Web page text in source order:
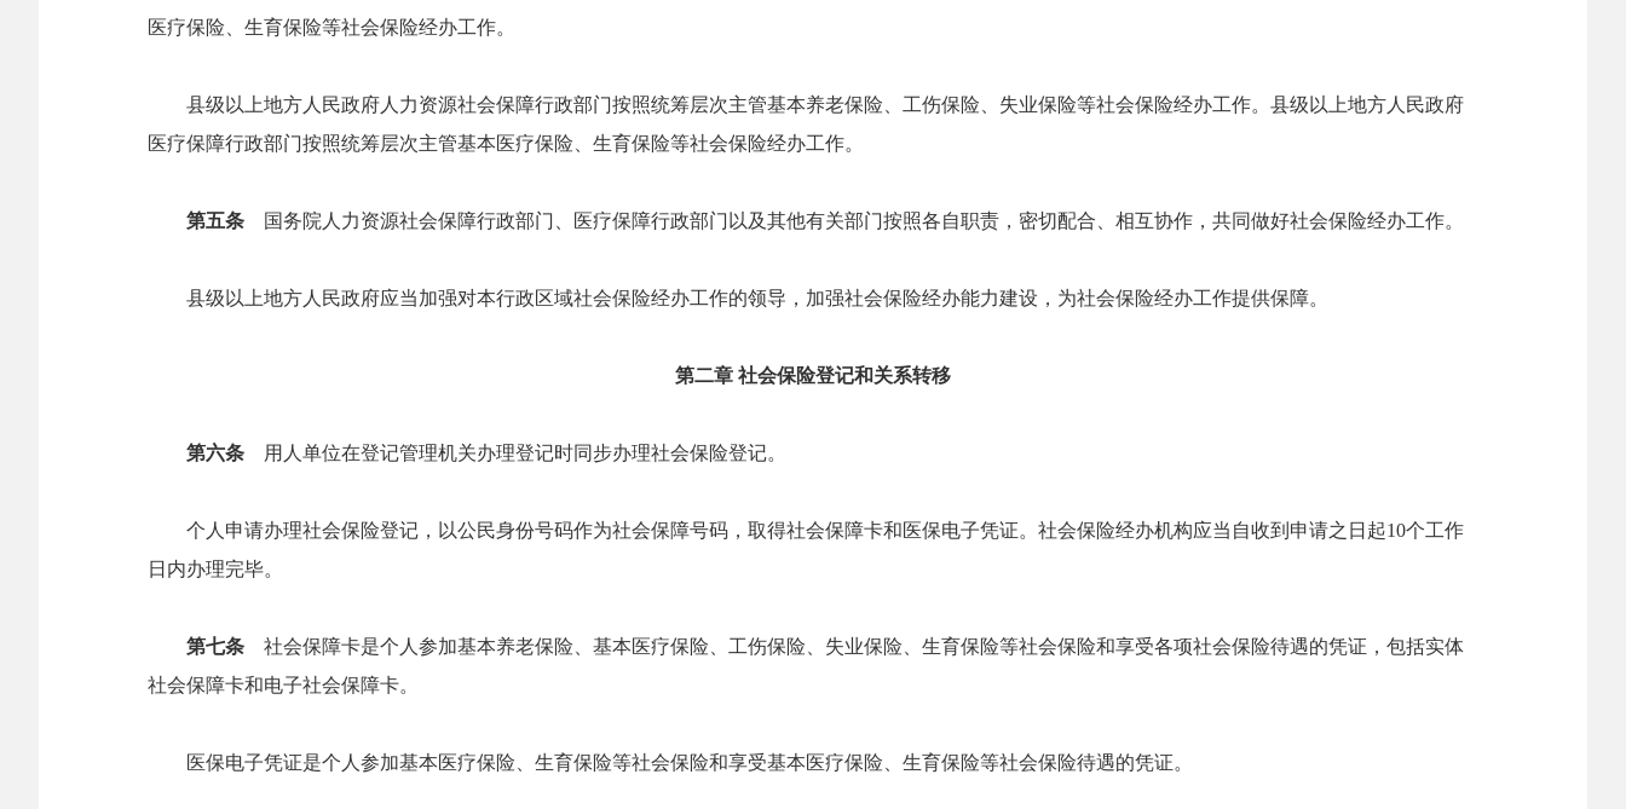
医疗保险、生育保险等社会保险经办工作。
县级以上地方人民政府人力资源社会保障行政部门按照统筹层次主管基本养老保险、工伤保险、失业保险等社会保险经办工作。县级以上地方人民政府
医疗保障行政部门按照统筹层次主管基本医疗保险、生育保险等社会保险经办工作。
第五条 国务院人力资源社会保障行政部门、医疗保障行政部门以及其他有关部门按照各自职责，密切配合、相互协作，共同做好社会保险经办工作。
县级以上地方人民政府应当加强对本行政区域社会保险经办工作的领导，加强社会保险经办能力建设，为社会保险经办工作提供保障。
第二章 社会保险登记和关系转移
第六条 用人单位在登记管理机关办理登记时同步办理社会保险登记。
个人申请办理社会保险登记，以公民身份号码作为社会保障号码，取得社会保障卡和医保电子凭证。社会保险经办机构应当自收到申请之日起10个工作
日内办理完毕。
第七条 社会保障卡是个人参加基本养老保险、基本医疗保险、工伤保险、失业保险、生育保险等社会保险和享受各项社会保险待遇的凭证，包括实体
社会保障卡和电子社会保障卡。
医保电子凭证是个人参加基本医疗保险、生育保险等社会保险和享受基本医疗保险、生育保险等社会保险待遇的凭证。